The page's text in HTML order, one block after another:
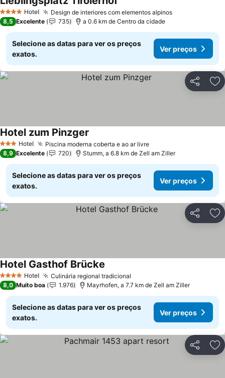
4 EstrelasHotel Design de interiores com elementos alpinosVer preços
8,5 Excelente 735 a 0.6 km de Centro da cidade
Selecione as datas para ver os preços
exatos.
Ver preços
Partilhar
3 EstrelasHotel Piscina moderna coberta e ao ar livreVer preços
Hotel zum Pinzger
8,9 Excelente 720 Stumm, a 6.8 km de Zell am Ziller
Selecione as datas para ver os preços
exatos.
Ver preços
Partilhar
4 EstrelasHotel Culinária regional tradicional
Hotel Gasthof Brücke
8,0 Muito boa 1.976 Mayrhofen, a 7.7 km de Zell am Ziller
Selecione as datas para ver os preços
exatos.
Ver preços
Partilhar